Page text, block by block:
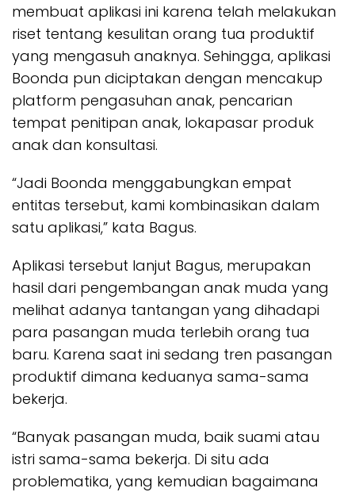
membuat aplikasi ini karena telah melakukan
riset tentang kesulitan orang tua produktif
yang mengasuh anaknya. Sehingga, aplikasi
Boonda pun diciptakan dengan mencakup
platform pengasuhan anak, pencarian
tempat penitipan anak, lokapasar produk
anak dan konsultasi.
“Jadi Boonda menggabungkan empat
entitas tersebut, kami kombinasikan dalam
satu aplikasi,” kata Bagus.
Aplikasi tersebut lanjut Bagus, merupakan
hasil dari pengembangan anak muda yang
melihat adanya tantangan yang dihadapi
para pasangan muda terlebih orang tua
baru. Karena saat ini sedang tren pasangan
produktif dimana keduanya sama-sama
bekerja.
“Banyak pasangan muda, baik suami atau
istri sama-sama bekerja. Di situ ada
problematika, yang kemudian bagaimana